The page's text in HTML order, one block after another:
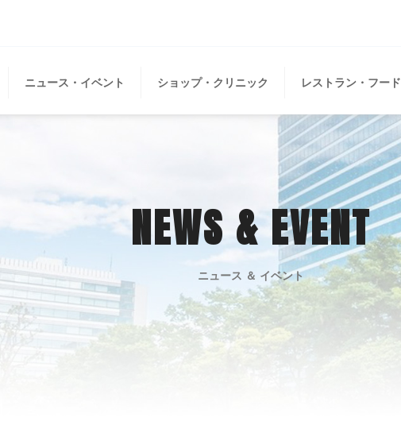
ニュース・イベント ショップ・クリニック レストラン・フード
NEWS & EVENT
ニュース ＆ イベント